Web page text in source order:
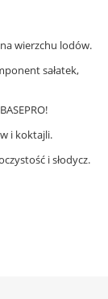
wierzchu lodów.
sałatek,
i koktajli.
i słodycz.